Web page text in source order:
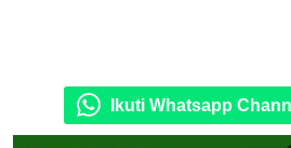
Ikuti Whatsapp